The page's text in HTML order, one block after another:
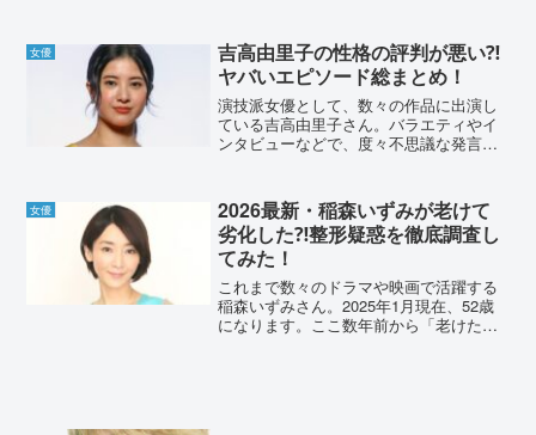
女優
吉高由里子の性格の評判が悪い⁈
ヤバいエピソード総まとめ！
演技派女優として、数々の作品に出演し
ている吉高由里子さん。バラエティやイ
ンタビューなどで、度々不思議な発言を
里子さんの性格の評判はどうなのか、調
査してみたいと思います。...
女優
2026最新・稲森いずみが老けて
劣化した⁈整形疑惑を徹底調査し
てみた！
これまで数々のドラマや映画で活躍する
稲森いずみさん。2025年1月現在、52歳
になります。ここ数年前から「老けた」